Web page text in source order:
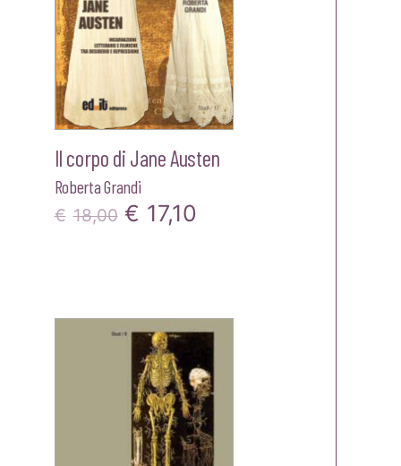
Il corpo di Jane Austen
Roberta Grandi
€ 18,00 Il
era:
€18,00.
€ 17,10
è:
€17,10.